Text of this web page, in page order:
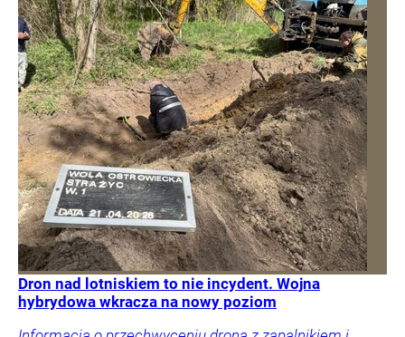
Dron nad lotniskiem to nie incydent. Wojna
hybrydowa wkracza na nowy poziom